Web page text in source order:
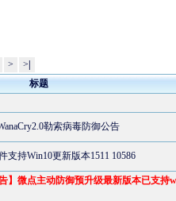
> >
标题
勒索病毒防御公告
支持Win10更新版本1511 10586
告】微点主动防御预升级最新版本已支持